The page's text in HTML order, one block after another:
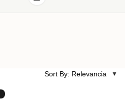
Sort By: Relevancia